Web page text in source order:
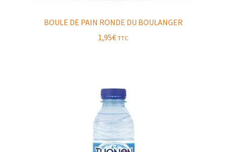
BOULE DE PAIN RONDE DU BOULANGER
1,95€ TTC